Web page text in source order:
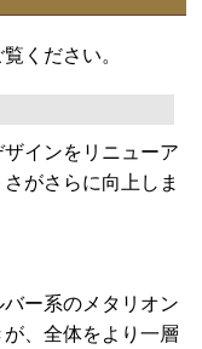
覧ください。
インをリニューア
がさらに向上しま
ー系のメタリオン
、全体をより一層